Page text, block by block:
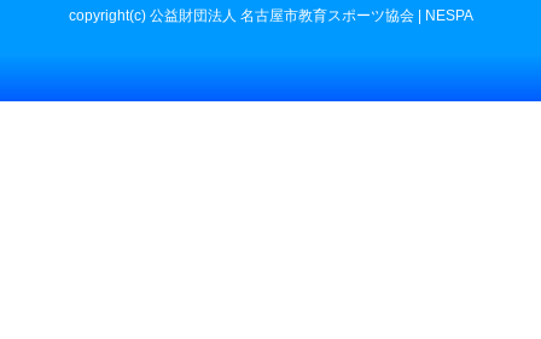
copyright(c) 公益財団法人 名古屋市教育スポーツ協会 | NESPA